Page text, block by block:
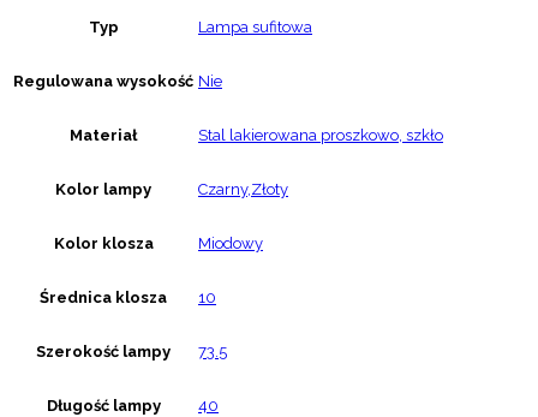
Typ Lampa sufitowa
Regulowana wysokość Nie
Materiał Stal lakierowana proszkowo, szkło
Kolor lampy Czarny,Złoty
Kolor klosza Miodowy
Średnica klosza 10
Szerokość lampy 73.5
Długość lampy 40